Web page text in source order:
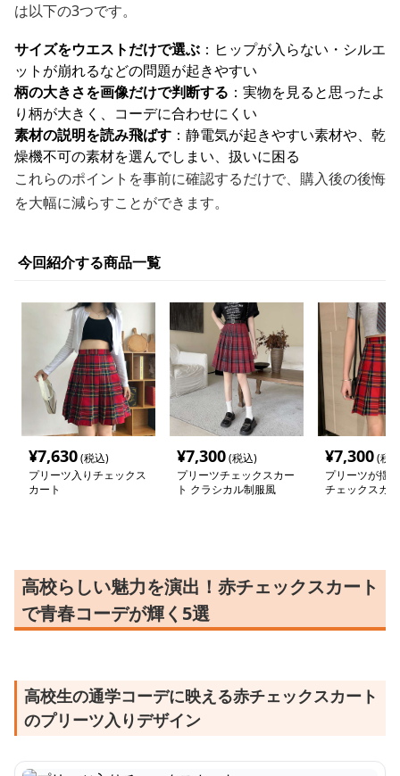
は以下の3つです。
サイズをウエストだけで選ぶ ：ヒップが入らない・シルエ
ットが崩れるなどの問題が起きやすい
柄の大きさを画像だけで判断する ：実物を見ると思ったよ
り柄が大きく、コーデに合わせにくい
素材の説明を読み飛ばす ：静電気が起きやすい素材や、乾
燥機不可の素材を選んでしまい、扱いに困る
これらのポイントを事前に確認するだけで、購入後の後悔
を大幅に減らすことができます。
今回紹介する商品一覧
¥7,630(税込)
プリーツ入りチェックス
カート
¥7,300(税込)
プリーツチェックスカー
ト クラシカル制服風
¥7,300(税
プリーツが揺
チェックスカ
高校らしい魅力を演出！赤チェックスカート
で青春コーデが輝く5選
高校生の通学コーデに映える赤チェックスカート
のプリーツ入りデザイン